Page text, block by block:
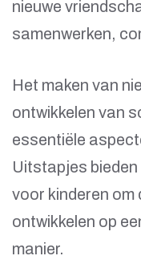
nieuwe
samenwerken,
Het maken van
ontwikkelen van
essentiële
Uitstapjes bieden
voor kinderen om
ontwikkelen op
manier.